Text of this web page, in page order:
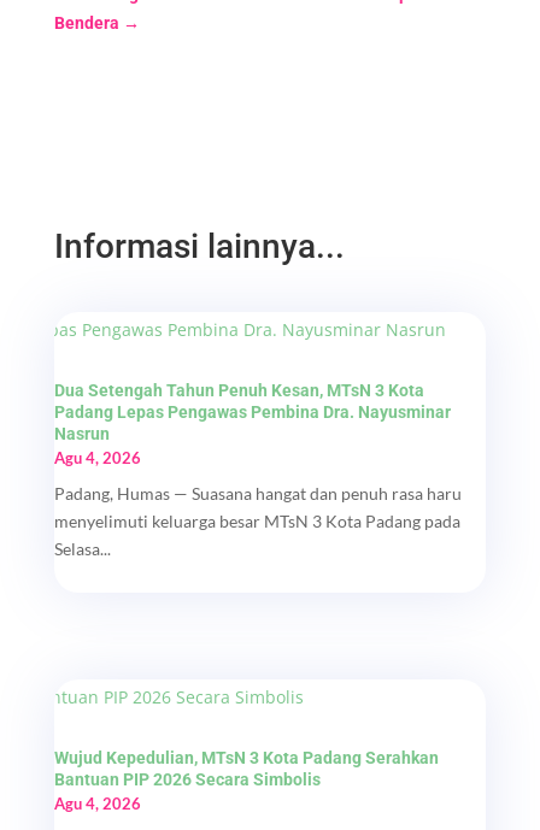
Bendera →
Informasi lainnya...
Dua Setengah Tahun Penuh Kesan, MTsN 3 Kota
Padang Lepas Pengawas Pembina Dra. Nayusminar
Nasrun
Agu 4, 2026
Padang, Humas — Suasana hangat dan penuh rasa haru
menyelimuti keluarga besar MTsN 3 Kota Padang pada
Selasa...
Wujud Kepedulian, MTsN 3 Kota Padang Serahkan
Bantuan PIP 2026 Secara Simbolis
Agu 4, 2026